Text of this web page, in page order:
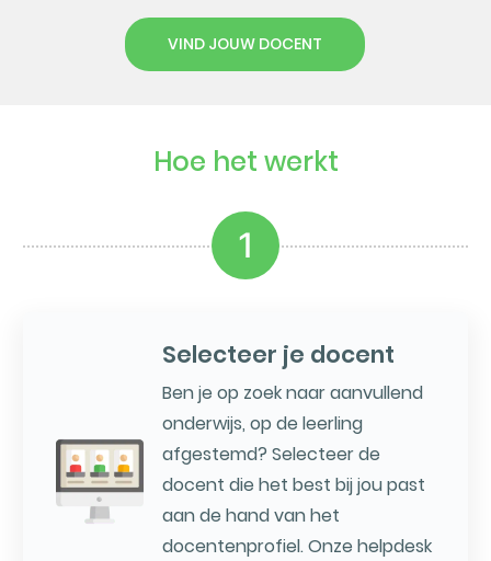
VIND JOUW DOCENT
Hoe het werkt
1
Selecteer je docent
Ben je op zoek naar aanvullend
onderwijs, op de leerling
afgestemd? Selecteer de
docent die het best bij jou past
aan de hand van het
docentenprofiel. Onze helpdesk